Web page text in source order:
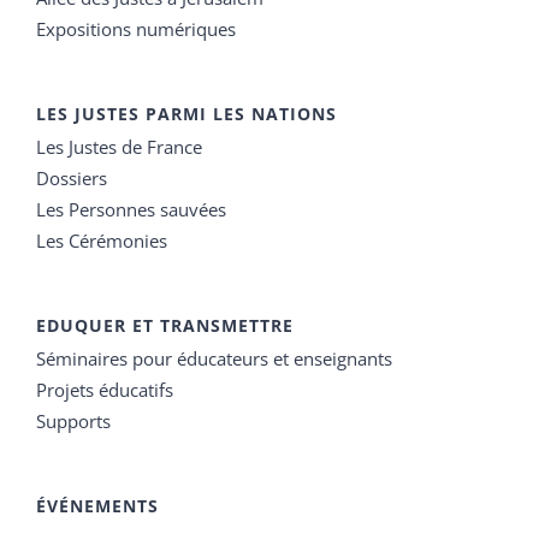
Expositions numériques
LES JUSTES PARMI LES NATIONS
Les Justes de France
Dossiers
Les Personnes sauvées
Les Cérémonies
EDUQUER ET TRANSMETTRE
Séminaires pour éducateurs et enseignants
Projets éducatifs
Supports
ÉVÉNEMENTS